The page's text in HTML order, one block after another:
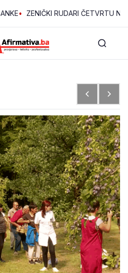
ZENIČKI RUDARI ČETVRTU NOĆ U